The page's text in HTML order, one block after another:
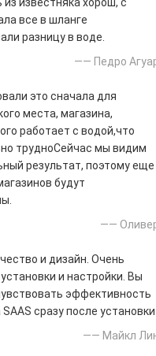
известняка хорош, с
все в шланге
разницу в воде.
—— Педро
это сначала для
места, магазина,
работает с водой,что
трудноСейчас мы видим
результат, поэтому еще
будут
——
и дизайн. Очень
и настройки. Вы
эффективность
сразу после установки
—— Майкл